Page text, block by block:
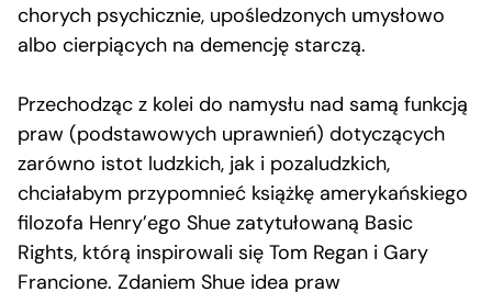
chorych psychicznie, upośledzonych umysłowo
albo cierpiących na demencję starczą.
Przechodząc z kolei do namysłu nad samą funkcją
praw (podstawowych uprawnień) dotyczących
zarówno istot ludzkich, jak i pozaludzkich,
chciałabym przypomnieć książkę amerykańskiego
filozofa Henry’ego Shue zatytułowaną Basic
Rights, którą inspirowali się Tom Regan i Gary
Francione. Zdaniem Shue idea praw